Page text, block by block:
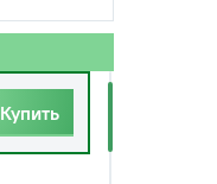
Купить